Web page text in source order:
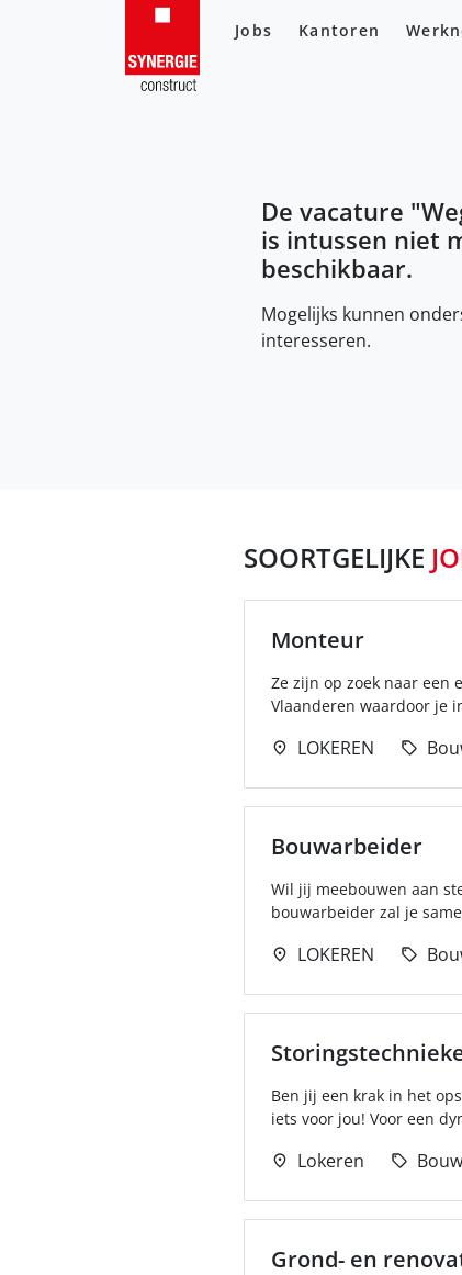
Jobs Kantoren
De vacature "
is intussen niet
beschikbaar.
Mogelijks kunnen
interesseren.
SOORTGELIJKE
Monteur
Ze zijn op zoek naar een
Vlaanderen waardoor je
LOKEREN
Bouwarbeider
Wil jij meebouwen aan
bouwarbeider zal je
LOKEREN
Ben jij een krak in het
iets voor jou! Voor een
Lokeren Bouw
Grond- en